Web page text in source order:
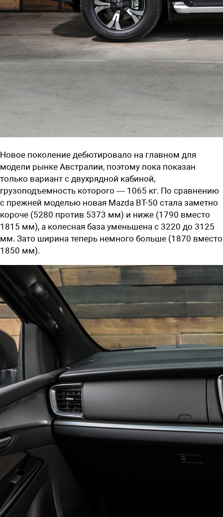
Новое поколение дебютировало на главном для
модели рынке Австралии, поэтому пока показан
только вариант с двухрядной кабиной,
грузоподъемность которого — 1065 кг. По сравнению
с прежней моделью новая Mazda BT-50 стала заметно
короче (5280 против 5373 мм) и ниже (1790 вместо
1815 мм), а колесная база уменьшена с 3220 до 3125
мм. Зато ширина теперь немного больше (1870 вместо
1850 мм).